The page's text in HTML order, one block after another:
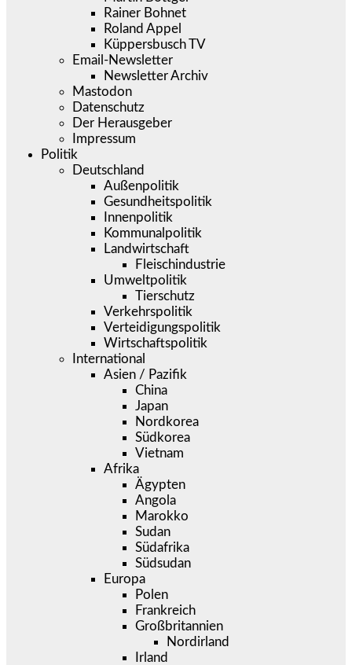
Rainer Bohnet
Roland Appel
Küppersbusch TV
Email-Newsletter
Newsletter Archiv
Mastodon
Datenschutz
Der Herausgeber
Impressum
Politik
Deutschland
Außenpolitik
Gesundheitspolitik
Innenpolitik
Kommunalpolitik
Landwirtschaft
Fleischindustrie
Umweltpolitik
Tierschutz
Verkehrspolitik
Verteidigungspolitik
Wirtschaftspolitik
International
Asien / Pazifik
China
Japan
Nordkorea
Südkorea
Vietnam
Afrika
Ägypten
Angola
Marokko
Sudan
Südafrika
Südsudan
Europa
Polen
Frankreich
Großbritannien
Nordirland
Irland